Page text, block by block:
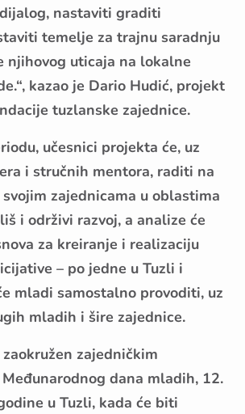
nastaviti graditi
temelje za trajnu saradnju
njihovog uticaja na lokalne
kazao je Dario Hudić, projekt
tuzlanske zajednice.
učesnici projekta će, uz
i stručnih mentora, raditi na
zajednicama u oblastima
i održivi razvoj, a analize će
za kreiranje i realizaciju
– po jedne u Tuzli i
mladi samostalno provoditi, uz
mladih i šire zajednice.
zajedničkim
dana mladih, 12.
u Tuzli, kada će biti